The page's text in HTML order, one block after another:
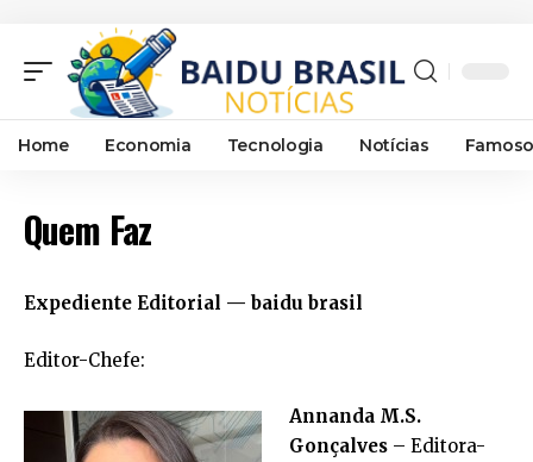
Home Economia Tecnologia Notícias
Quem Faz
Expediente Editorial — baidu brasil
Editor-Chefe:
Annanda M.S.
Gonçalves– Editora-